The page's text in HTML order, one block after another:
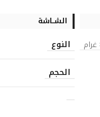
الشــاشة
النوع
الحجم